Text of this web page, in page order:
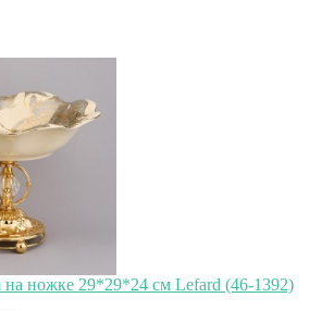
ножке 29*29*24 см Lefard (46-1392)